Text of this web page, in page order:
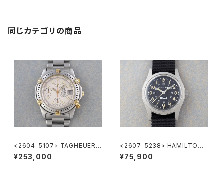
同じカテゴリの商品
<2604-5107> TAGHEUER S
uper 2000 Chronograph
¥253,000
<2607-5238> HAMILTON
Khaki
¥75,900